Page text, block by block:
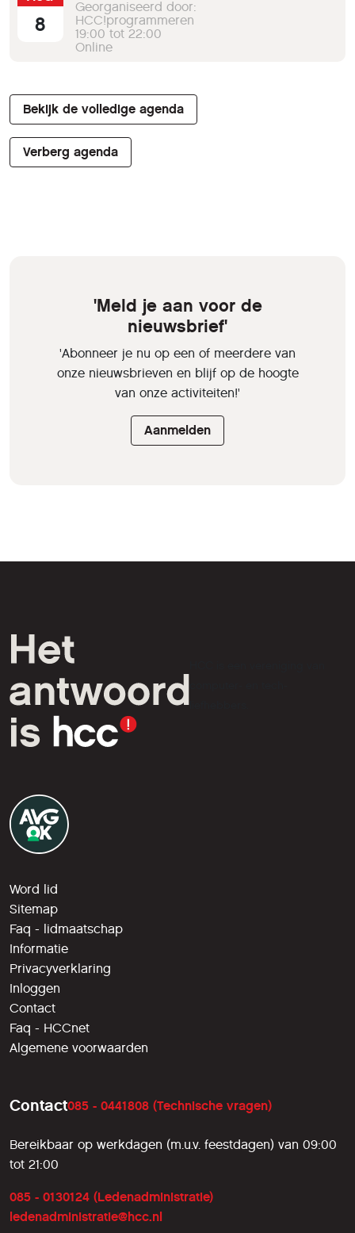
8
Georganiseerd door:
HCC!programmeren
19:00 tot 22:00
Online
Bekijk de volledige agenda
Verberg agenda
'Meld je aan voor de
nieuwsbrief'
'Abonneer je nu op een of meerdere van
onze nieuwsbrieven en blijf op de hoogte
van onze activiteiten!'
Aanmelden
liefhebbers.
Word lid
Sitemap
Faq - lidmaatschap
Informatie
Privacyverklaring
Inloggen
Contact
Faq - HCCnet
Algemene voorwaarden
Contact085 - 0441808 (Technische vragen)
Bereikbaar op werkdagen (m.u.v. feestdagen) van 09:00
tot 21:00
085 - 0130124 (Ledenadministratie)
ledenadministratie@hcc.nl